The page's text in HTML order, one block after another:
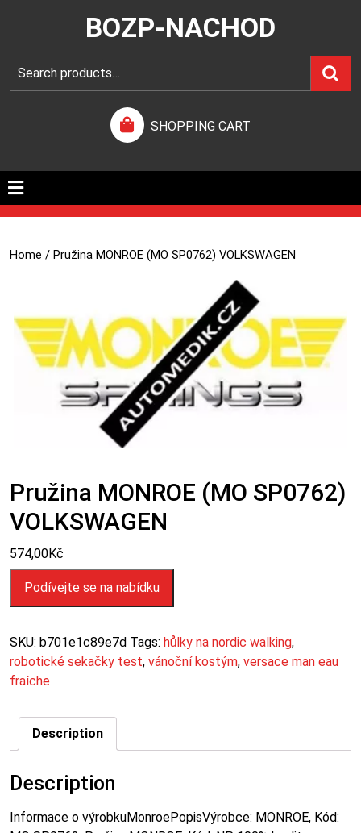
BOZP-NACHOD
SHOPPING CART
Home / Pružina MONROE (MO SP0762) VOLKSWAGEN
Pružina MONROE (MO SP0762)
VOLKSWAGEN
574,00Kč
Podívejte se na nabídku
SKU: b701e1c89e7d Tags: hůlky na nordic walking,
robotické sekačky test, vánoční kostým, versace man eau
fraîche
Description
Description
Informace o výrobkuMonroePopisVýrobce: MONROE, Kód: